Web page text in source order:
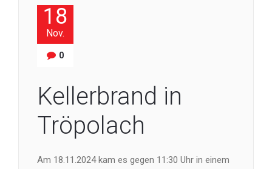
18
Nov.
0
Kellerbrand in
Tröpolach
Am 18.11.2024 kam es gegen 11:30 Uhr in einem